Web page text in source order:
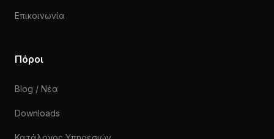
Επικοινωνία
Πόροι
Blog / Νέα
Downloads